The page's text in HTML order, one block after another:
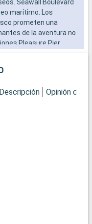
Seawall Boulevard
marítimo. Los
prometen una
de la aventura no
Pleasure Pier.
Descripción Opinión del